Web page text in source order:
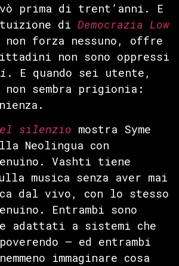
prima di trent’anni. E
di Democrazia Low
forza nessuno, offre
non sono oppressi
. E quando sei utente,
sembra prigionia:
silenzio mostra Syme
Neolingua con
Vashti tiene
musica senza aver mai
dal vivo, con lo stesso
Entrambi sono
adattati a sistemi che
— ed entrambi
immaginare cosa